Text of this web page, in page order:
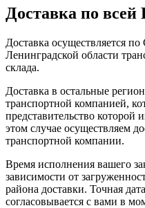
Доставка по всей
Доставка осуществляется
Ленинградской области
склада.
Доставка в остальные
транспортной компанией,
представительство
этом случае осуществляем
транспортной компании.
Время исполнения вашего
зависимости от
района доставки. Точная
согласовывается с вами в